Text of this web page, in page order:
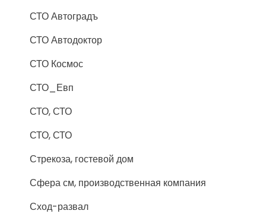
СТО Автоградъ
СТО Автодоктор
СТО Космос
СТО_Евп
СТО, СТО
СТО, СТО
Стрекоза, гостевой дом
Сфера см, производственная компания
Сход-развал